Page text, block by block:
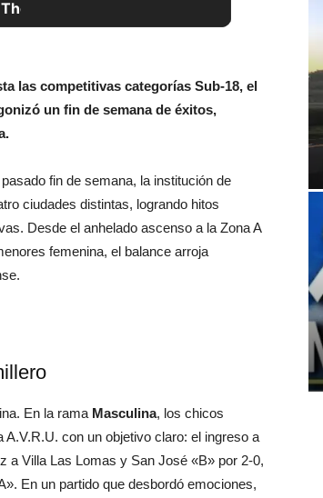
las competitivas categorías Sub-18, el
un fin de semana de éxitos,
fin de semana, la institución de
ciudades distintas, logrando hitos
Desde el anhelado ascenso a la Zona A
femenina, el balance arroja
En la rama Masculina, los chicos
con un objetivo claro: el ingreso a
a Villa Las Lomas y San José «B» por 2-0,
En un partido que desbordó emociones,